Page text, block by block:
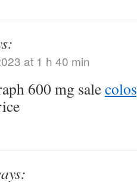
at 1 h 40 min
600 mg sale